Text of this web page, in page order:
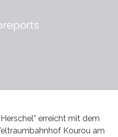
erreicht mit dem
Kourou am